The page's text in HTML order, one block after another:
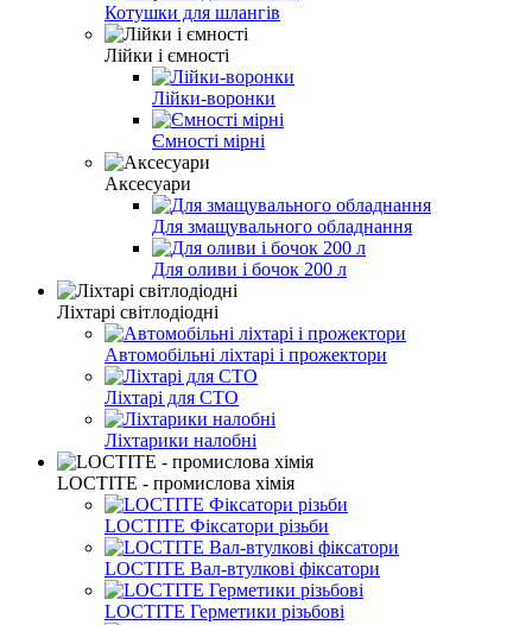
Котушки для шлангів
Лійки і ємності
Лійки-воронки
Ємності мірні
Аксесуари
Для змащувального обладнання
Для оливи і бочок 200 л
Ліхтарі світлодіодні
Автомобільні ліхтарі і прожектори
Ліхтарі для СТО
Ліхтарики налобні
LOCTITE - промислова хімія
LOCTITE Фіксатори різьби
LOCTITE Вал-втулкові фіксатори
LOCTITE Герметики різьбові